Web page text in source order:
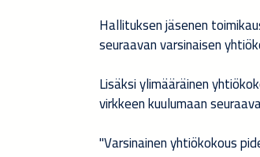
Hallituksen jäsenen
seuraavan varsinaisen
Lisäksi ylimääräinen
virkkeen kuulumaan
"Varsinainen yhtiökokous